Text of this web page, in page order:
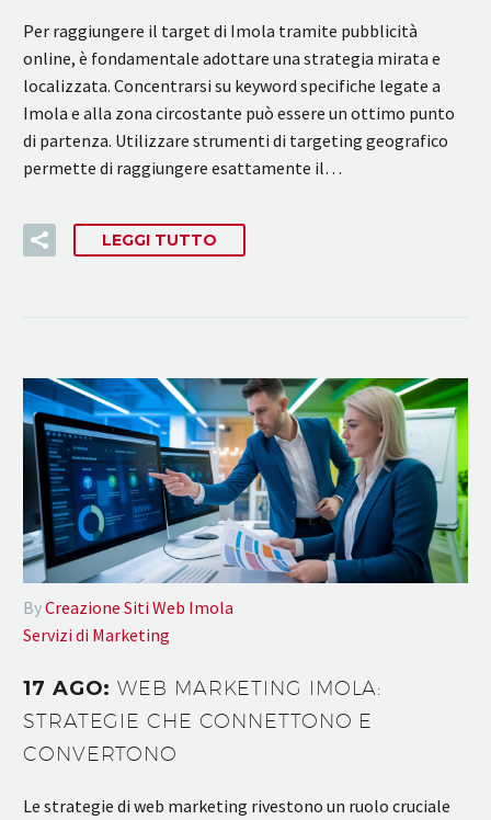
Per raggiungere il target di Imola tramite pubblicità
online, è fondamentale adottare una strategia mirata e
localizzata. Concentrarsi su keyword specifiche legate a
Imola e alla zona circostante può essere un ottimo punto
di partenza. Utilizzare strumenti di targeting geografico
permette di raggiungere esattamente il…
LEGGI TUTTO
ByCreazione Siti Web Imola
Servizi di Marketing
17 AGO:WEB MARKETING IMOLA:
STRATEGIE CHE CONNETTONO E
CONVERTONO
Le strategie di web marketing rivestono un ruolo cruciale